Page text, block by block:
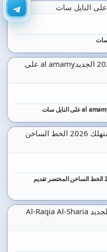
رقم خدمة عملاء جهاز حماية المستهلك 2026 الخط الساخن المختصر تقديم